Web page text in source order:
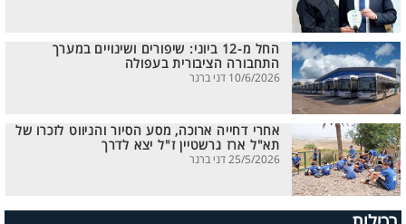
החל מ-12 ביוני: שיפורים ושינויים במערך
התחבורה הציבורית בעפולה
10/6/2026 דני ברנר
אחרי דחייה ארוכה, מסע הסיור והניווט לזכרו של
תא"ל ארז גרשטיין ז"ל יצא לדרך
25/5/2026 דני ברנר